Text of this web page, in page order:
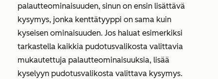
palautteominaisuuden, sinun on ensin lisättävä
kysymys, jonka kenttätyyppi on sama kuin
kyseisen ominaisuuden. Jos haluat esimerkiksi
tarkastella kaikkia pudotusvalikosta valittavia
mukautettuja palautteominaisuuksia, lisää
kyselyyn pudotusvalikosta valittava kysymys.